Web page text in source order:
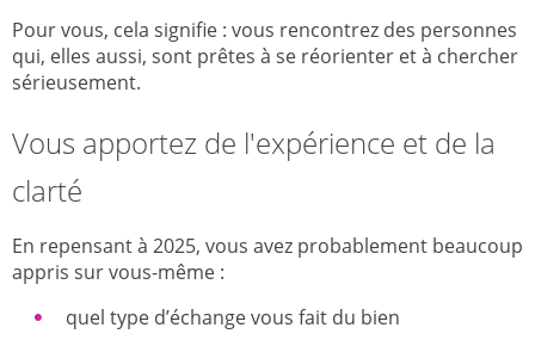
Pour vous, cela signifie : vous rencontrez des personnes
qui, elles aussi, sont prêtes à se réorienter et à chercher
sérieusement.
Vous apportez de l'expérience et de la
clarté
En repensant à 2025, vous avez probablement beaucoup
appris sur vous-même :
quel type d’échange vous fait du bien